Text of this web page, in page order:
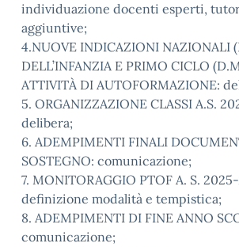
individuazione docenti esperti,
aggiuntive;
4.NUOVE INDICAZIONI NAZIONALI
DELL’INFANZIA E PRIMO CICLO
ATTIVITÀ DI AUTOFORMAZIONE:
5. ORGANIZZAZIONE CLASSI A.S.
delibera;
6. ADEMPIMENTI FINALI
SOSTEGNO: comunicazione;
7. MONITORAGGIO PTOF A. S.
definizione modalità e tempistica;
8. ADEMPIMENTI DI FINE ANNO
comunicazione;